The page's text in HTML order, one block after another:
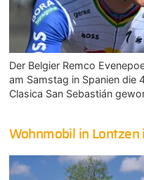
Der Belgier Remco
am Samstag in Spanien die
Clasica San Sebastián
Wohnmobil in